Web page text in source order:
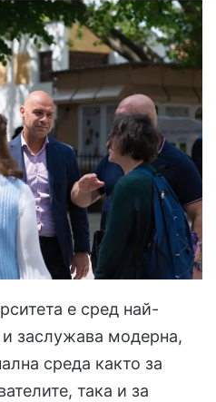
е сред най-
заслужава модерна,
среда както за
така и за